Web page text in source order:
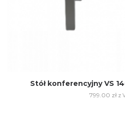
Stół konferencyjny VS
799.00 zł z